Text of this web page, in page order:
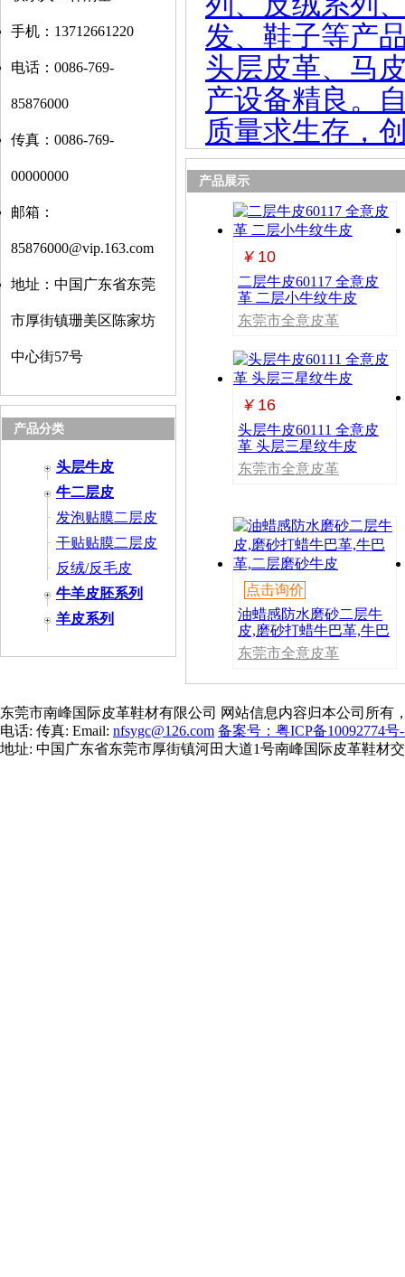
手机：13712661220
电话：0086-769-
85876000
传真：0086-769-
00000000
邮箱：
85876000@vip.163.com
地址：中国广东省东莞
市厚街镇珊美区陈家坊
中心街57号
产品分类
头层牛皮
牛二层皮
发泡贴膜二层皮
干贴贴膜二层皮
反绒/反毛皮
牛羊皮胚系列
羊皮系列
发、鞋子等产
头层皮革、马
产设备精良。
质量求生存，
产品展示
¥ 10
二层牛皮60117 全意皮
革 二层小牛纹牛皮
东莞市全意皮革
¥ 16
头层牛皮60111 全意皮
革 头层三星纹牛皮
东莞市全意皮革
点击询价
油蜡感防水磨砂二层牛
皮,磨砂打蜡牛巴革,牛巴
革,二层磨砂牛皮
东莞市全意皮革
东莞市南峰国际皮革鞋材有限公司 网站信息内容归本公司所有
电话: 传真: Email: nfsygc@126.com 备案号：粤ICP备10092774号
地址: 中国广东省东莞市厚街镇河田大道1号南峰国际皮革鞋材